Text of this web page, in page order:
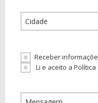
Receber
Li e aceito a